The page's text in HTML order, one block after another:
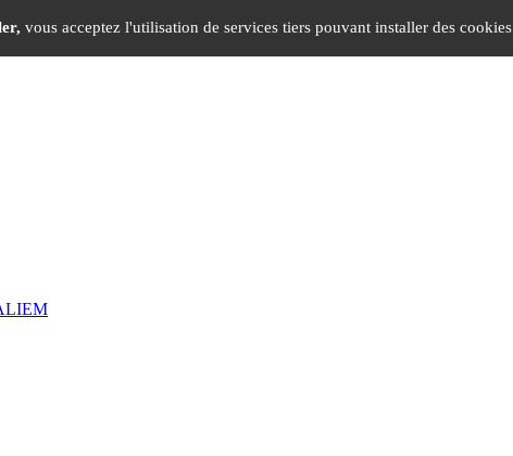
vous acceptez l'utilisation de services tiers pouvant installer des cookies